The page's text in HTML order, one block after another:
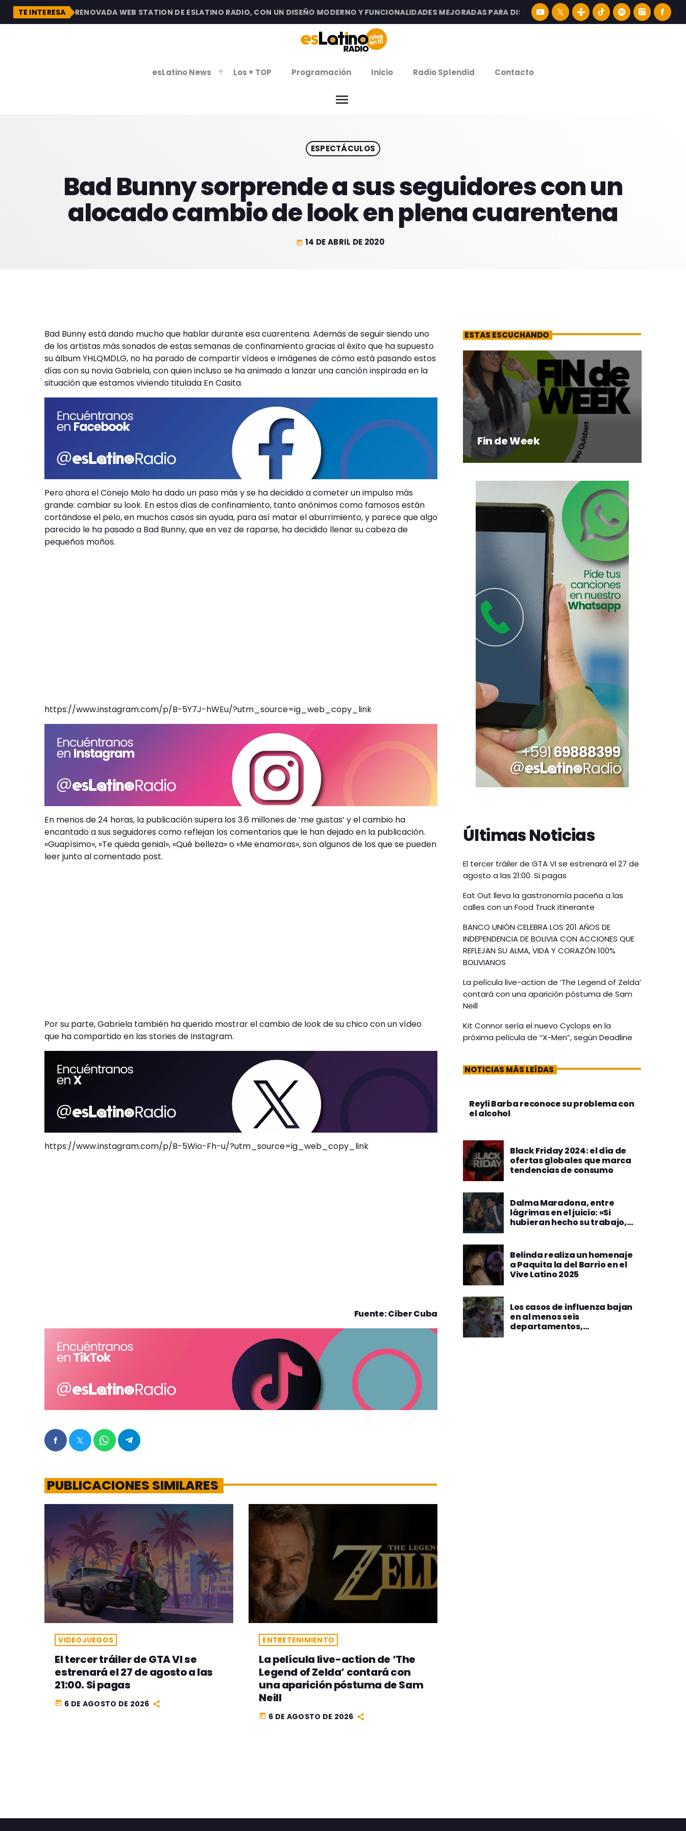
TE INTERESA
DESCUBRE LA RENOVADA WEB STATION DE ESLATINO RADIO, CON UN DISEÑO MODERNO Y FUNCIONALIDADES MEJORADAS PARA DISFRUTAR LA MEJOR MÚSICA LATINA Y
esLatino News Los + TOP Programación Inicio Radio Splendid Contacto
menu
VIERNES DE ESTRENOS ESPECTÁCULOS
Bad Bunny sorprende a sus seguidores con un
alocado cambio de look en plena cuarentena
today 14 DE ABRIL DE 2020
Bad Bunny está dando mucho que hablar durante esa cuarentena. Además de seguir siendo uno
de los artistas más sonados de estas semanas de confinamiento gracias al éxito que ha supuesto
su álbum YHLQMDLG, no ha parado de compartir vídeos e imágenes de cómo está pasando estos
días con su novia Gabriela, con quien incluso se ha animado a lanzar una canción inspirada en la
situación que estamos viviendo titulada En Casita.
Pero ahora el Conejo Malo ha dado un paso más y se ha decidido a cometer un impulso más
grande: cambiar su look. En estos días de confinamiento, tanto anónimos como famosos están
cortándose el pelo, en muchos casos sin ayuda, para así matar el aburrimiento, y parece que algo
parecido le ha pasado a Bad Bunny, que en vez de raparse, ha decidido llenar su cabeza de
pequeños moños.
https://www.instagram.com/p/B-5Y7J-hWEu/?utm_source=ig_web_copy_link
En menos de 24 horas, la publicación supera los 3.6 millones de ‘me gustas’ y el cambio ha
encantado a sus seguidores como reflejan los comentarios que le han dejado en la publicación.
«Guapísimo», «Te queda genial», «Qué belleza» o «Me enamoras», son algunos de los que se pueden
leer junto al comentado post.
Por su parte, Gabriela también ha querido mostrar el cambio de look de su chico con un vídeo
que ha compartido en las stories de Instagram.
https://www.instagram.com/p/B-5Wio-Fh-u/?utm_source=ig_web_copy_link
Fuente: Ciber Cuba
PUBLICACIONES SIMILARES
VIDEOJUEGOS
El tercer tráiler de GTA VI se
estrenará el 27 de agosto a las
21:00. Si pagas
today 6 DE AGOSTO DE 2026
ENTRETENIMIENTO
La película live-action de ‘The
Legend of Zelda’ contará con
una aparición póstuma de Sam
Neill
today 6 DE AGOSTO DE 2026
ESTAS ESCUCHANDO
Fin de Week
Últimas Noticias
El tercer tráiler de GTA VI se estrenará el 27 de
agosto a las 21:00. Si pagas
Eat Out lleva la gastronomía paceña a las
calles con un Food Truck itinerante
BANCO UNIÓN CELEBRA LOS 201 AÑOS DE
INDEPENDENCIA DE BOLIVIA CON ACCIONES QUE
REFLEJAN SU ALMA, VIDA Y CORAZÓN 100%
BOLIVIANOS
La película live-action de ‘The Legend of Zelda’
contará con una aparición póstuma de Sam
Neill
Kit Connor sería el nuevo Cyclops en la
próxima película de “X-Men”, según Deadline
NOTICIAS MÁS LEÍDAS
Reyli Barba reconoce su problema con
el alcohol
Black Friday 2024: el día de
ofertas globales que marca
tendencias de consumo
Dalma Maradona, entre
lágrimas en el juicio: «Si
hubieran hecho su trabajo,
Belinda realiza un homenaje
a Paquita la del Barrio en el
Vive Latino 2025
Los casos de influenza bajan
en al menos seis
departamentos,